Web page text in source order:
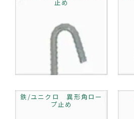
止め
鉄/ユニクロ 異形角ロー
プ止め